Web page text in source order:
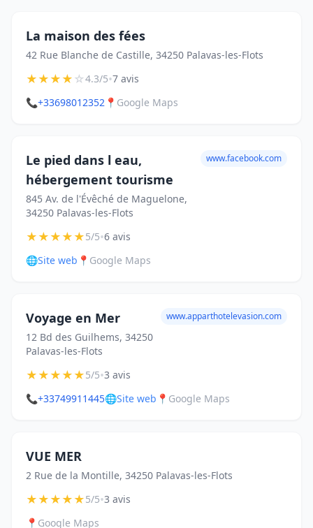
La maison des fées
42 Rue Blanche de Castille, 34250 Palavas-les-Flots
★★★★☆4.3/5•7 avis
📞+33698012352 📍 Google Maps
Le pied dans l eau,
hébergement tourisme
845 Av. de l'Évêché de Maguelone,
34250 Palavas-les-Flots
www.facebook.com
★★★★★5/5•6 avis
🌐Site web 📍 Google Maps
Voyage en Mer
12 Bd des Guilhems, 34250
Palavas-les-Flots
www.apparthotelevasion.com
★★★★★5/5•3 avis
📞+33749911445🌐Site web 📍 Google Maps
VUE MER
2 Rue de la Montille, 34250 Palavas-les-Flots
★★★★★5/5•3 avis
📍 Google Maps